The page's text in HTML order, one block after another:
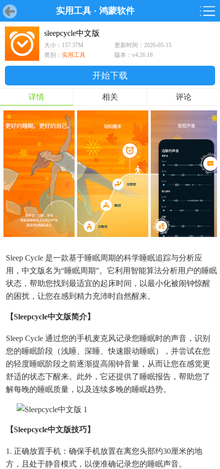
实用工具 · 鸿蒙软件
首页 游戏 软件
首页 游戏 软件 鸿蒙
游戏
鸿蒙
软件
专题
sleepcycle中文版
大小：157.37M
更新时间：2026-05-15
类别： 实用工具 版本：v4.26.18
开始下载
详情 相关 评论
Sleep Cycle 是一款基于睡眠周期的科学睡眠追踪与分析应
用，中文版名为“睡眠周期”。它利用智能算法分析用户的睡眠
状态，帮助您找到最适宜的起床时间，以最小化被闹钟惊醒
的困扰，让您在感到精力充沛时自然醒来。
【sleepcycle中文版简介】
Sleep Cycle 通过您的手机麦克风记录您睡眠时的声音，识别
您的睡眠阶段（浅睡、深睡、快速眼动睡眠），并尝试在您
的轻度睡眠阶段之前逐渐提高闹钟音量，从而让您在感觉更
舒适的状态下醒来。此外，它还提供了睡眠报告，帮助您了
解每晚的睡眠质量，以及连续多晚的睡眠趋势。
【sleepcycle中文版技巧】
1. 正确放置手机：确保手机放置在离您头部约30厘米的地
方，且处于静音模式，以便准确记录您的睡眠声音。